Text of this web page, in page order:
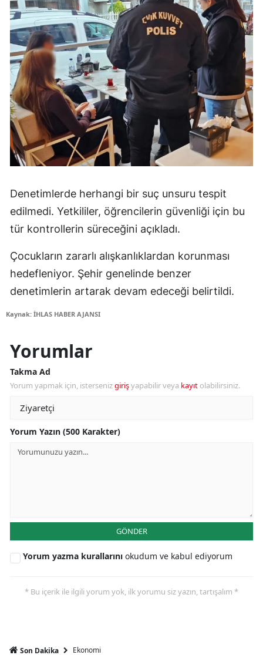
Denetimlerde herhangi bir suç unsuru tespit
edilmedi. Yetkililer, öğrencilerin güvenliği için bu
tür kontrollerin süreceğini açıkladı.
Çocukların zararlı alışkanlıklardan korunması
hedefleniyor. Şehir genelinde benzer
denetimlerin artarak devam edeceği belirtildi.
Kaynak: İHLAS HABER AJANSI
Yorumlar
Takma Ad
Yorum yapmak için, istersenizgirişyapabilir veya kayıt olabilirsiniz.
Yorum Yazın (500 Karakter)
GÖNDER
Yorum yazma kurallarını okudum ve kabul ediyorum
* Bu içerik ile ilgili yorum yok, ilk yorumu siz yazın, tartışalım *
Son Dakika Ekonomi